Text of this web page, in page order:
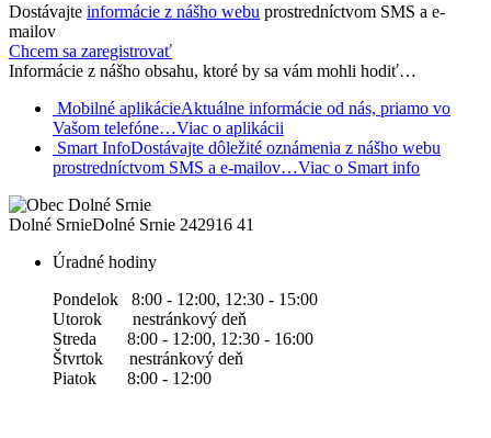
Dostávajte informácie z nášho webu prostredníctvom SMS a e-
mailov
Chcem sa zaregistrovať
Informácie z nášho obsahu, ktoré by sa vám mohli hodiť…
Mobilné aplikácieAktuálne informácie od nás, priamo vo
Vašom telefóne…Viac o aplikácii
Smart InfoDostávajte dôležité oznámenia z nášho webu
prostredníctvom SMS a e-mailov…Viac o Smart info
Dolné SrnieDolné Srnie 242916 41
Úradné hodiny
Pondelok 8:00 - 12:00, 12:30 - 15:00
Utorok nestránkový deň
Streda 8:00 - 12:00, 12:30 - 16:00
Štvrtok nestránkový deň
Piatok 8:00 - 12:00